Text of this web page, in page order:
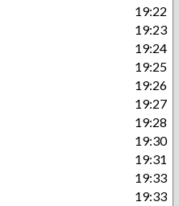
19:22
19:23
19:24
19:25
19:26
19:27
19:28
19:30
19:31
19:33
19:33